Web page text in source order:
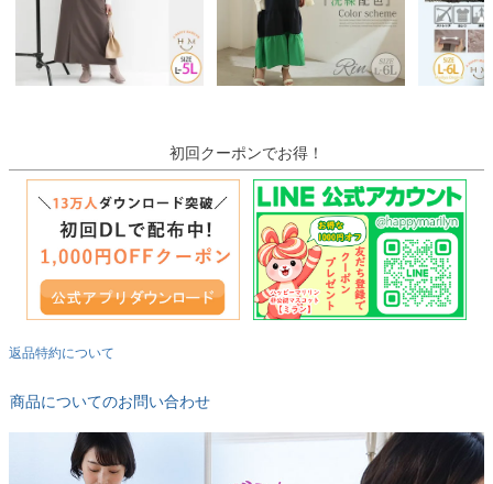
初回クーポンでお得！
返品特約について
商品についてのお問い合わせ